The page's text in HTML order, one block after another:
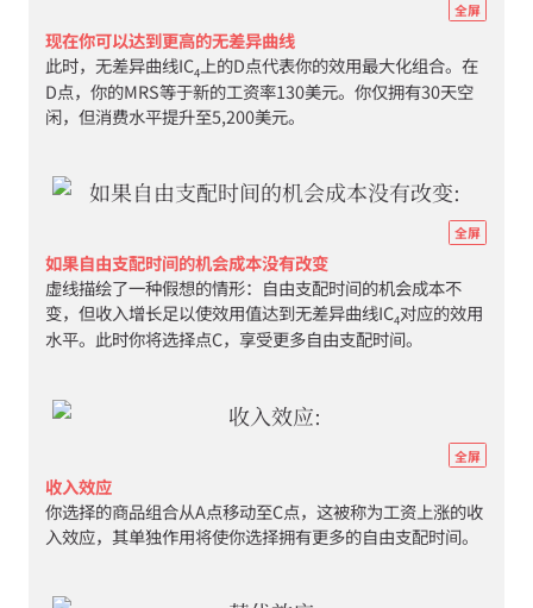
全屏
现在你可以达到更高的无差异曲线
此时，无差异曲线IC4 上的D点代表你的效用最大化组合。在
D点，你的MRS等于新的工资率130美元。你仅拥有30天空
闲，但消费水平提升至5,200美元。
全屏
如果自由支配时间的机会成本没有改变
虚线描绘了一种假想的情形：自由支配时间的机会成本不
变，但收入增长足以使效用值达到无差异曲线IC4对应的效用
水平。此时你将选择点C，享受更多自由支配时间。
全屏
收入效应
你选择的商品组合从A点移动至C点，这被称为工资上涨的收
入效应，其单独作用将使你选择拥有更多的自由支配时间。